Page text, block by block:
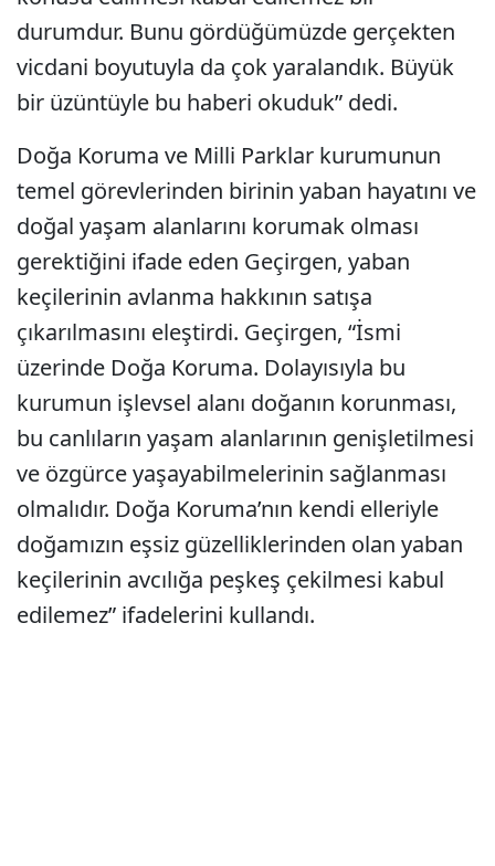
durumdur. Bunu gördüğümüzde gerçekten
vicdani boyutuyla da çok yaralandık. Büyük
bir üzüntüyle bu haberi okuduk” dedi.
Doğa Koruma ve Milli Parklar kurumunun
temel görevlerinden birinin yaban hayatını ve
doğal yaşam alanlarını korumak olması
gerektiğini ifade eden Geçirgen, yaban
keçilerinin avlanma hakkının satışa
çıkarılmasını eleştirdi. Geçirgen, “İsmi
üzerinde Doğa Koruma. Dolayısıyla bu
kurumun işlevsel alanı doğanın korunması,
bu canlıların yaşam alanlarının genişletilmesi
ve özgürce yaşayabilmelerinin sağlanması
olmalıdır. Doğa Koruma’nın kendi elleriyle
doğamızın eşsiz güzelliklerinden olan yaban
keçilerinin avcılığa peşkeş çekilmesi kabul
edilemez” ifadelerini kullandı.